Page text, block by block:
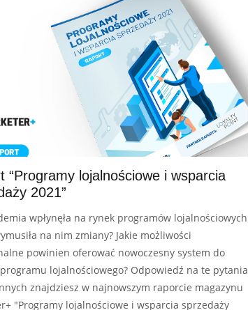
“Programy lojalnościowe i wsparcia
2021”
wpłynęła na rynek programów lojalnościowych
na nim zmiany? Jakie możliwości
powinien oferować nowoczesny system do
lojalnościowego? Odpowiedź na te pytania
znajdziesz w najnowszym raporcie magazynu
"Programy lojalnościowe i wsparcia sprzedaży